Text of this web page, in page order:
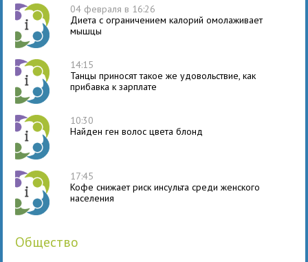
04 февраля в 16:26
Диета с ограничением калорий омолаживает
мышцы
14:15
Танцы приносят такое же удовольствие, как
прибавка к зарплате
10:30
Найден ген волос цвета блонд
17:45
Кофе снижает риск инсульта среди женского
населения
общество